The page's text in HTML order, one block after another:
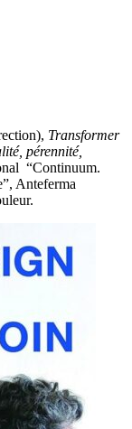
Transformer
pérennité,
“Continuum.
Anteferma